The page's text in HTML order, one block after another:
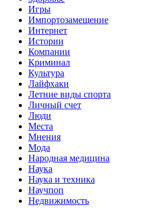
Игры
Импортозамещение
Интернет
Истории
Компании
Криминал
Культура
Лайфхаки
Летние виды спорта
Личный счет
Люди
Места
Мнения
Мода
Народная медицина
Наука
Наука и техника
Научпоп
Недвижимость